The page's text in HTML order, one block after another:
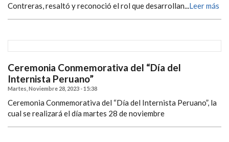
Contreras, resaltó y reconoció el rol que desarrollan...Leer más
Ceremonia Conmemorativa del “Día del
Internista Peruano”
Martes, Noviembre 28, 2023 - 15:38
Ceremonia Conmemorativa del “Día del Internista Peruano”, la
cual se realizará el día martes 28 de noviembre